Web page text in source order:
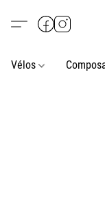
Vélos